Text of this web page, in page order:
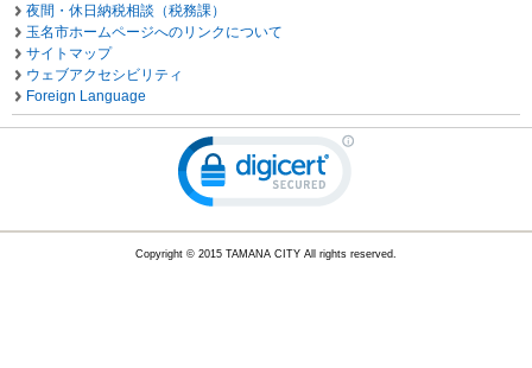
夜間・休日納税相談（税務課）
玉名市ホームページへのリンクについて
サイトマップ
ウェブアクセシビリティ
Foreign Language
Copyright © 2015 TAMANA CITY All rights reserved.